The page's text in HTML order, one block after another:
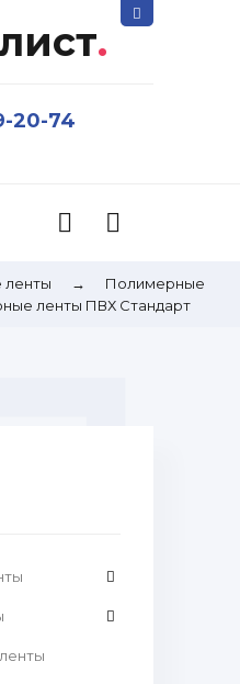
.
20-74
ленты →
Полимерные
ленты ПВХ Стандарт